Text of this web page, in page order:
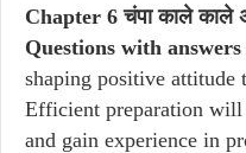
Chapter 6 चंपा काले काले
Questions with
shaping positive attitude
Efficient preparation will
and gain experience in